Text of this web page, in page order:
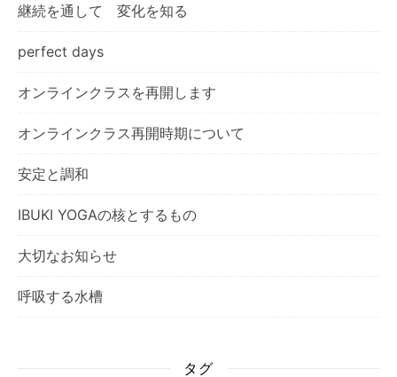
継続を通して 変化を知る
perfect days
オンラインクラスを再開します
オンラインクラス再開時期について
安定と調和
IBUKI YOGAの核とするもの
大切なお知らせ
呼吸する水槽
タグ